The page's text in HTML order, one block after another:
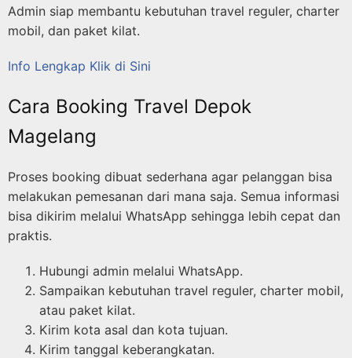
Admin siap membantu kebutuhan travel reguler, charter
mobil, dan paket kilat.
Info Lengkap Klik di Sini
Cara Booking Travel Depok
Magelang
Proses booking dibuat sederhana agar pelanggan bisa
melakukan pemesanan dari mana saja. Semua informasi
bisa dikirim melalui WhatsApp sehingga lebih cepat dan
praktis.
Hubungi admin melalui WhatsApp.
Sampaikan kebutuhan travel reguler, charter mobil,
atau paket kilat.
Kirim kota asal dan kota tujuan.
Kirim tanggal keberangkatan.